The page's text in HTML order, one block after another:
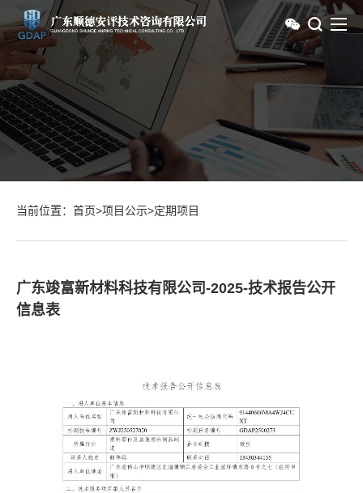
当前位置： 首页>项目公示>定期项目
广东竣富新材料科技有限公司-2025-技术报告公开
信息表